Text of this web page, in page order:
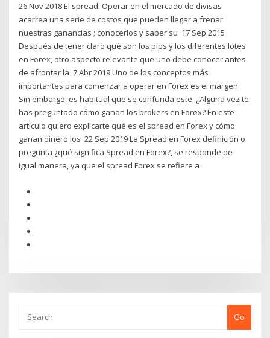
26 Nov 2018 El spread: Operar en el mercado de divisas
acarrea una serie de costos que pueden llegar a frenar
nuestras ganancias ; conocerlos y saber su 17 Sep 2015
Después de tener claro qué son los pips y los diferentes lotes
en Forex, otro aspecto relevante que uno debe conocer antes
de afrontar la 7 Abr 2019 Uno de los conceptos más
importantes para comenzar a operar en Forex es el margen.
Sin embargo, es habitual que se confunda este ¿Alguna vez te
has preguntado cómo ganan los brokers en Forex? En este
artículo quiero explicarte qué es el spread en Forex y cómo
ganan dinero los 22 Sep 2019 La Spread en Forex definición o
pregunta ¿qué significa Spread en Forex?, se responde de
igual manera, ya que el spread Forex se refiere a
Go